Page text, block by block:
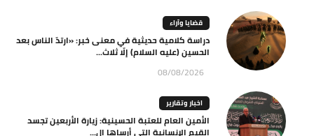
قضايا وآراء
دراسة كلامية حديثية في معنى خبر: «ارتدّ الناس بعد
الحسين (عليه السلام) إلّا ثلاث...
08/08/2026
اخبار وتقارير
الأمين العام للعتبة الحسينية: زيارة الأربعين تجسد
القيم الإنسانية التي أرساها ال...